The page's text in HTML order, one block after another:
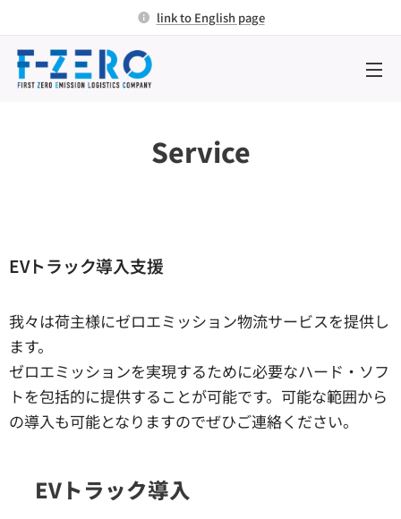
link to English page
Service
EVトラック導入支援
我々は荷主様にゼロエミッション物流サービスを提供し
ます。
ゼロエミッションを実現するために必要なハード・ソフ
トを包括的に提供することが可能です。 可能な範囲から
の導入も可能となりますのでぜひご連絡ください。
🚚EVトラック導入